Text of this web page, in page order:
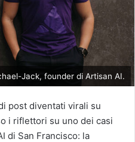
Jack, founder di Artisan AI.
post diventati virali su
i riflettori su uno dei casi
di San Francisco: la